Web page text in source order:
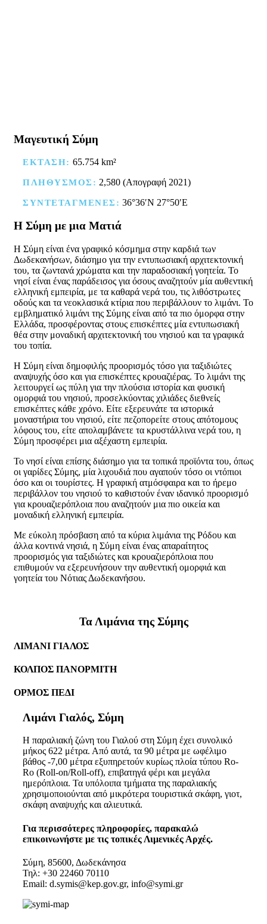
Μαγευτική Σύμη
ΕΚΤΑΣΗ: 65.754 km²
ΠΛΗΘΥΣΜΟΣ: 2,580 (Απογραφή 2021)
ΣΥΝΤΕΤΑΓΜΕΝΕΣ: 36°36′N 27°50′E
Η Σύμη με μια Ματιά
Η Σύμη είναι ένα γραφικό κόσμημα στην καρδιά των
Δωδεκανήσων, διάσημο για την εντυπωσιακή αρχιτεκτονική
του, τα ζωντανά χρώματα και την παραδοσιακή γοητεία. Το
νησί είναι ένας παράδεισος για όσους αναζητούν μία αυθεντική
ελληνική εμπειρία, με τα καθαρά νερά του, τις λιθόστρωτες
οδούς και τα νεοκλασικά κτίρια που περιβάλλουν το λιμάνι. Το
εμβληματικό λιμάνι της Σύμης είναι από τα πιο όμορφα στην
Ελλάδα, προσφέροντας στους επισκέπτες μία εντυπωσιακή
θέα στην μοναδική αρχιτεκτονική του νησιού και τα γραφικά
του τοπία.
Η Σύμη είναι δημοφιλής προορισμός τόσο για ταξιδιώτες
αναψυχής όσο και για επισκέπτες κρουαζιέρας. Το λιμάνι της
λειτουργεί ως πύλη για την πλούσια ιστορία και φυσική
ομορφιά του νησιού, προσελκύοντας χιλιάδες διεθνείς
επισκέπτες κάθε χρόνο. Είτε εξερευνάτε τα ιστορικά
μοναστήρια του νησιού, είτε πεζοπορείτε στους απότομους
λόφους του, είτε απολαμβάνετε τα κρυστάλλινα νερά του, η
Σύμη προσφέρει μια αξέχαστη εμπειρία.
Το νησί είναι επίσης διάσημο για τα τοπικά προϊόντα του, όπως
οι γαρίδες Σύμης, μία λιχουδιά που αγαπούν τόσο οι ντόπιοι
όσο και οι τουρίστες. Η γραφική ατμόσφαιρα και το ήρεμο
περιβάλλον του νησιού το καθιστούν έναν ιδανικό προορισμό
για κρουαζιερόπλοια που αναζητούν μια πιο οικεία και
μοναδική ελληνική εμπειρία.
Με εύκολη πρόσβαση από τα κύρια λιμάνια της Ρόδου και
άλλα κοντινά νησιά, η Σύμη είναι ένας απαραίτητος
προορισμός για ταξιδιώτες και κρουαζιερόπλοια που
επιθυμούν να εξερευνήσουν την αυθεντική ομορφιά και
γοητεία του Νότιας Δωδεκανήσου.
Τα Λιμάνια της Σύμης
ΛΙΜΑΝΙ ΓΙΑΛΟΣ
ΚΟΛΠΟΣ ΠΑΝΟΡΜΙΤΗ
ΟΡΜΟΣ ΠΕΔΙ
Λιμάνι Γιαλός, Σύμη
Η παραλιακή ζώνη του Γιαλού στη Σύμη έχει συνολικό
μήκος 622 μέτρα. Από αυτά, τα 90 μέτρα με ωφέλιμο
βάθος -7,00 μέτρα εξυπηρετούν κυρίως πλοία τύπου Ro-
Ro (Roll-on/Roll-off), επιβατηγά φέρι και μεγάλα
ημερόπλοια. Τα υπόλοιπα τμήματα της παραλιακής
χρησιμοποιούνται από μικρότερα τουριστικά σκάφη, γιοτ,
σκάφη αναψυχής και αλιευτικά.
Για περισσότερες πληροφορίες, παρακαλώ
επικοινωνήστε με τις τοπικές Λιμενικές Αρχές.
Σύμη, 85600, Δωδεκάνησα
Τηλ: +30 22460 70110
Email: d.symis@kep.gov.gr, info@symi.gr